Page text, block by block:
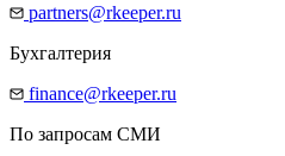
partners@rkeeper.ru
Бухгалтерия
finance@rkeeper.ru
По запросам СМИ